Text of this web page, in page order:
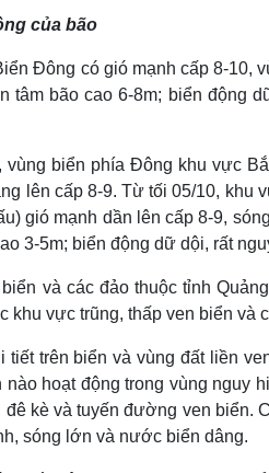
của bão
Đông có gió mạnh cấp 8-10,
tâm bão cao 6-8m; biển động
vùng biển phía Đông khu vực
lên cấp 8-9. Từ tối 05/10, khu
gió mạnh dần lên cấp 8-9,
3-5m; biển động dữ dội, rất
và các đảo thuộc tỉnh
khu vực trũng, thấp ven biển và
tiết trên biển và vùng đất liền
nào hoạt động trong vùng nguy
đê kè và tuyến đường ven biển.
sóng lớn và nước biển dâng.